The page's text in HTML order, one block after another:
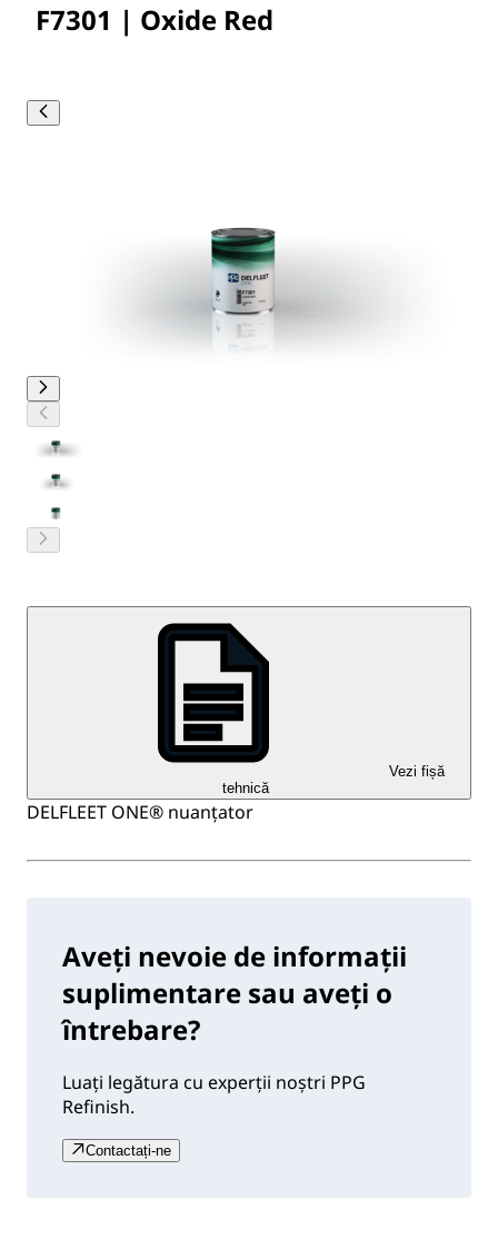
F7301 | Oxide Red
Vezi fișă
tehnică
DELFLEET ONE® nuanțator
Aveți nevoie de informații
suplimentare sau aveți o
întrebare?
Luați legătura cu experții noștri PPG
Refinish.
Contactați-ne